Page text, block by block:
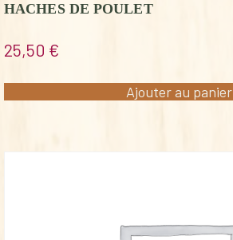
HACHES DE POULET
25,50 €
Ajouter au panier